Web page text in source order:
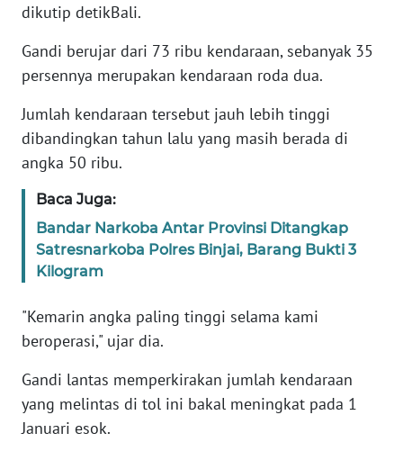
dikutip detikBali.
Gandi berujar dari 73 ribu kendaraan, sebanyak 35
persennya merupakan kendaraan roda dua.
Jumlah kendaraan tersebut jauh lebih tinggi
dibandingkan tahun lalu yang masih berada di
angka 50 ribu.
Baca Juga:
Bandar Narkoba Antar Provinsi Ditangkap
Satresnarkoba Polres Binjai, Barang Bukti 3
Kilogram
"Kemarin angka paling tinggi selama kami
beroperasi," ujar dia.
Gandi lantas memperkirakan jumlah kendaraan
yang melintas di tol ini bakal meningkat pada 1
Januari esok.
WN
WN
WN
NTT
KEPRI
WN
WN
BARAT
WN